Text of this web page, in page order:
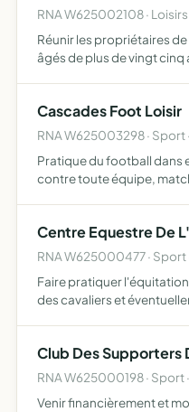
RNA W625002108 ·
Réunir les propriétaires
âgés de plus de vingt cinq
Cascades Foot Loisir
RNA W625003298 · Sport
Pratique du football dans
contre toute équipe,
Centre Equestre De
RNA W625000477 · Sport
Faire pratiquer
des cavaliers et
Club Des Supporters
RNA W625000198 · Sport
Venir financièrement et